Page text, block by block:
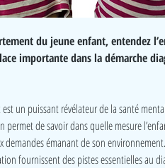
du jeune enfant, entendez
importante dans la démarche
un puissant révélateur de la santé
de savoir dans quelle mesure
demandes émanant de son environnement.
fournissent des pistes essentielles au